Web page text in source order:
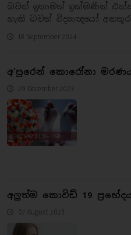
බවත් ඉතාමත් ඉක්මණින්
හැකි බවත් විද්‍යාඥයෝ
18 September 2024
අ’පුරෙන් කොරෝනා
29 December 2023
අලුත්ම කොවිඩ් 19
07 August 2023